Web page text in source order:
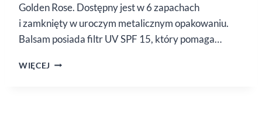
Golden Rose. Dostępny jest w 6 zapachach
i zamknięty w uroczym metalicznym opakowaniu.
Balsam posiada filtr UV SPF 15, który pomaga…
WIĘCEJ GLOW